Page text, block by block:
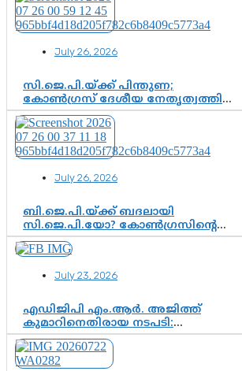
തീരുമാനം; വീണയ്‌ക്കെതിരെ
കൂടുതൽ തെളിവുകൾ പരിശോധിച്ച്
July 26, 2026
സി.ജെ.പി.യ്ക്ക് പിന്തുണ;
കോൺഗ്രസ് ദേശീയ നേതൃത്വത്തിൽ
ആശങ്കയോ? പാർട്ടിക്കുള്ളിൽ
ഭിന്നാഭിപ്രായമെന്ന വിലയിരുത്തൽ
July 26, 2026
ബി.ജെ.പി.യ്ക്ക് ബദലായി
സി.ജെ.പി.യോ? കോൺഗ്രസിന്റെ
രാഷ്ട്രീയ ഇടം കൈവശപ്പെടുത്താൻ
സിജെപി ഉയർന്നുകഴിഞ്ഞോ?
വഴിത്തിരിവ്
July 23, 2026
എഡിജിപി എം.ആർ. അജിത്ത്
കുമാറിനെതിരായ നടപടി:
സസ്പെൻഷനിൽ ഒതുങ്ങുമോ,
അതോ കൂടുതൽ കടുത്ത
നടപടികളിലേക്കോ?